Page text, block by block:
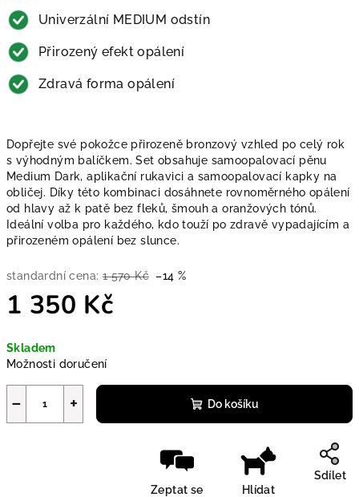
Univerzální MEDIUM odstín
Přirozený efekt opálení
Zdravá forma opálení
Dopřejte své pokožce přirozeně bronzový vzhled po celý rok
s výhodným balíčkem. Set obsahuje samoopalovací pěnu
Medium Dark, aplikační rukavici a samoopalovací kapky na
obličej. Díky této kombinaci dosáhnete rovnoměrného opálení
od hlavy až k patě bez fleků, šmouh a oranžových tónů.
Ideální volba pro každého, kdo touží po zdravě vypadajícím a
přirozeném opálení bez slunce.
standardní cena: 1 570 Kč –14 %
1 350 Kč
Skladem
Možnosti doručení
+
− Do košíku
Zeptat se Hlídat
Sdílet